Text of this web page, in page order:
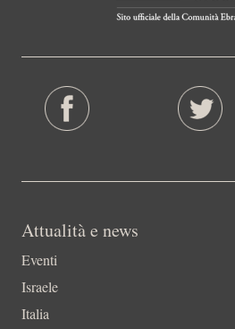
Attualità e news
Eventi
Israele
Italia